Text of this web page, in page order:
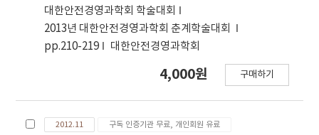
대한안전경영과학회 학술대회
2013년 대한안전경영과학회 춘계학술대회
pp.210-219
대한안전경영과학회
4,000원 구매하기
2012.11 구독 인증기관 무료, 개인회원 유료